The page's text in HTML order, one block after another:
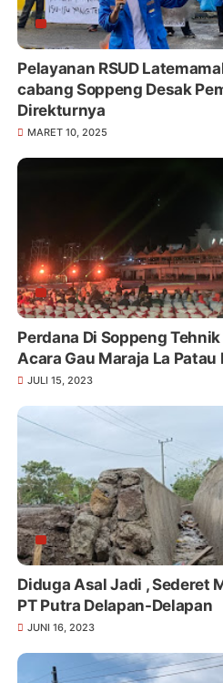
Pelayanan RSUD
cabang Soppeng Desak
Direkturnya
MARET 10, 2025
Perdana Di Soppeng
Acara Gau Maraja La
JULI 15, 2023
Diduga Asal Jadi , Sederet
PT Putra Delapan-Delapan
JUNI 16, 2023